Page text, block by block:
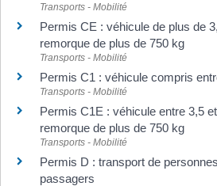
Transports - Mobilité
Permis CE : véhicule de plus de
remorque de plus de 750 kg
Transports - Mobilité
Permis C1 : véhicule compris
Transports - Mobilité
Permis C1E : véhicule entre 3,5
remorque de plus de 750 kg
Transports - Mobilité
Permis D : transport de
passagers